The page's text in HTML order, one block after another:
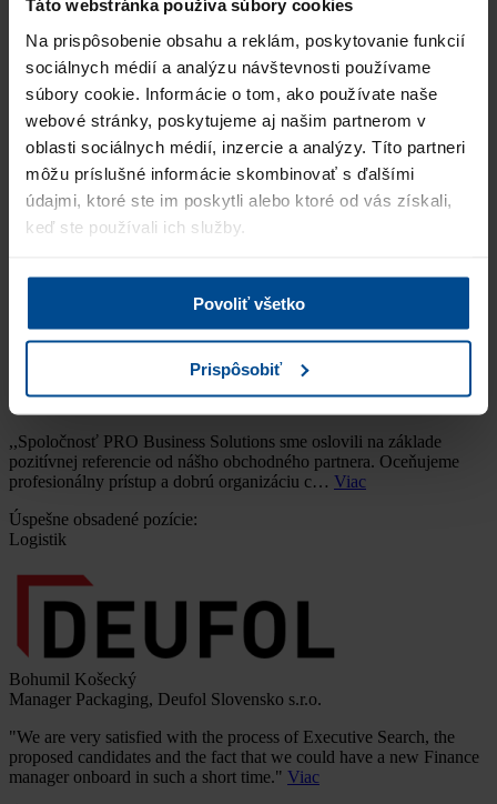
Táto webstránka používa súbory cookies
Na prispôsobenie obsahu a reklám, poskytovanie funkcií
sociálnych médií a analýzu návštevnosti používame
súbory cookie. Informácie o tom, ako používate naše
webové stránky, poskytujeme aj našim partnerom v
oblasti sociálnych médií, inzercie a analýzy. Títo partneri
môžu príslušné informácie skombinovať s ďalšími
údajmi, ktoré ste im poskytli alebo ktoré od vás získali,
keď ste používali ich služby.
Povoliť všetko
Prispôsobiť
,,Napriek zložitej situácii na trhu práce ste nám dokázali ponúknuť,
z môjho pohľadu, vysoko kvalitných uchádzačov. Aj keď
vynaložená snaha obsadiť pozíciu neskončila poz…
Úspešne obsadené pozície:
Purchasing specialist
Jana Halašová
HR Manager, Nobel Automotive Slovakia s.r.o.
,,Kompletní zajištění přípravy a realizace celého výběrového řízení
Úspešne obsadené pozície:
Key Account Manager pre SK
Commercial Director, WELEDA, spol. s r.o.
,,Spoločnosť PRO Business Solutions sme oslovili na základe
pozitívnej referencie od nášho obchodného partnera. Oceňujeme
profesionálny prístup a dobrú organizáciu c… Viac
Úspešne obsadené pozície:
Logistik
Bohumil Košecký
Manager Packaging, Deufol Slovensko s.r.o.
"We are very satisfied with the process of Executive Search, the
proposed candidates and the fact that we could have a new Finance
manager onboard in such a short time." Viac